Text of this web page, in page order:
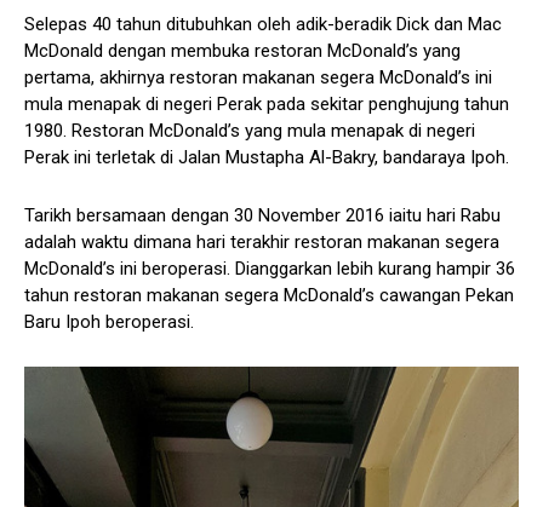
Selepas 40 tahun ditubuhkan oleh adik-beradik Dick dan Mac
McDonald dengan membuka restoran McDonald’s yang
pertama, akhirnya restoran makanan segera McDonald’s ini
mula menapak di negeri Perak pada sekitar penghujung tahun
1980. Restoran McDonald’s yang mula menapak di negeri
Perak ini terletak di Jalan Mustapha Al-Bakry, bandaraya Ipoh.
Tarikh bersamaan dengan 30 November 2016 iaitu hari Rabu
adalah waktu dimana hari terakhir restoran makanan segera
McDonald’s ini beroperasi. Dianggarkan lebih kurang hampir 36
tahun restoran makanan segera McDonald’s cawangan Pekan
Baru Ipoh beroperasi.